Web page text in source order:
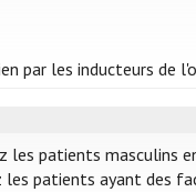
par les inducteurs de
patients masculins
patients ayant des